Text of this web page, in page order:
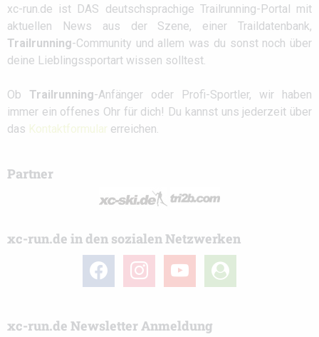
xc-run.de ist DAS deutschsprachige Trailrunning-Portal mit
aktuellen News aus der Szene, einer Traildatenbank,
Trailrunning-Community und allem was du sonst noch über
deine Lieblingssportart wissen solltest.
Ob Trailrunning-Anfänger oder Profi-Sportler, wir haben
immer ein offenes Ohr für dich! Du kannst uns jederzeit über
das Kontaktformular erreichen.
Partner
xc-run.de in den sozialen Netzwerken
facebook instagramyoutube
user-
circle
xc-run.de Newsletter Anmeldung